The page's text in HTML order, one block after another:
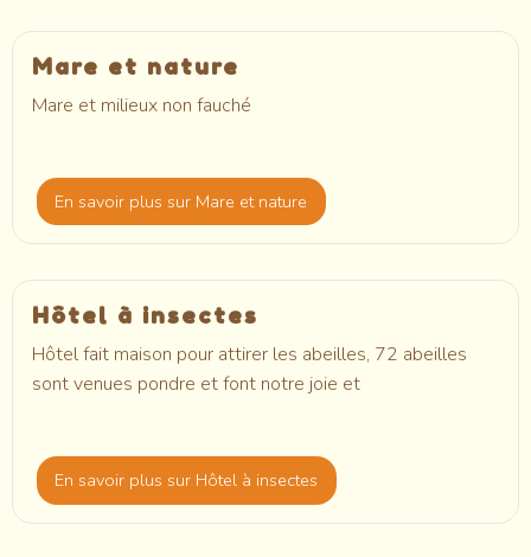
Mare et nature
Mare et milieux non fauché
En savoir plussur Mare et nature
Hôtel à insectes
Hôtel fait maison pour attirer les abeilles, 72 abeilles
sont venues pondre et font notre joie et
En savoir plussur Hôtel à insectes